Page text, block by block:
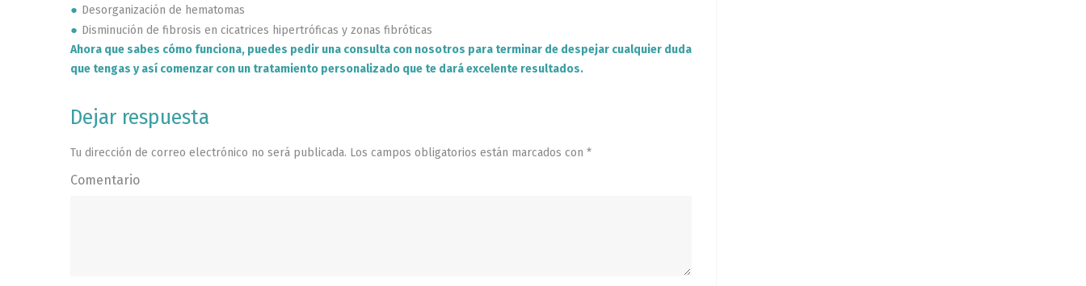
Desorganización de hematomas
Disminución de fibrosis en cicatrices hipertróficas y zonas fibróticas
Ahora que sabes cómo funciona, puedes pedir una consulta con nosotros para terminar de despejar cualquier duda
que tengas y así comenzar con un tratamiento personalizado que te dará excelente resultados.
Dejar respuesta
Tu dirección de correo electrónico no será publicada. Los campos obligatorios están marcados con *
Comentario